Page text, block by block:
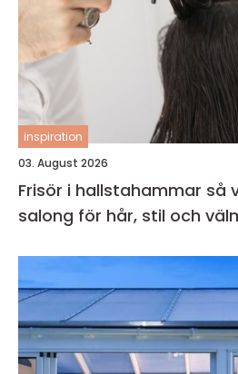
inspiration
03. August 2026
Frisör i hallstahammar så väljer du rätt
salong för hår, stil och